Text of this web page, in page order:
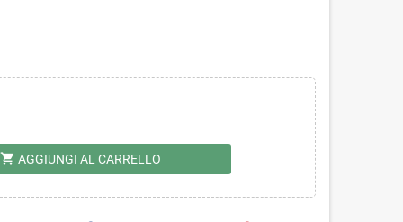
shopping_cart AGGIUNGI AL CARRELLO